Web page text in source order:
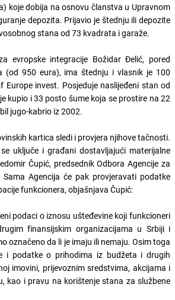
koje dobija na osnovu članstva u Upravnom
depozita. Prijavio je štednju ili depozite
stana od 73 kvadrata i garaže.
evropske integracije Božidar Đelić, pored
(od 950 eura), ima štednju i vlasnik je 100
Europe invest. Posjeduje naslijeđeni stan od
kupio i 33 posto šume koja se prostire na 22
jugo-kabrio iz 2002.
kartica sledi i provjera njihove tačnosti.
uključe i građani dostavljajući materijalne
Čupić, predsednik Odbora Agencije za
Agencija će pak provjeravati podatke
funkcionera, objašnjava Čupić:
podaci o iznosu ušteđevine koji funkcioneri
finansijskim organizacijama u Srbiji i
označeno da li je imaju ili nemaju. Osim toga
i podatke o prihodima iz budžeta i drugih
imovini, prijevoznim sredstvima, akcijama i
kao i pravu na korištenje stana za službene